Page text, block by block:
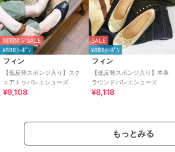
期間限定SALE
¥888ｸｰﾎﾟﾝ
フィン
【低反発スポンジ入り】スク
エアトゥバレエシューズ
¥9,108
SALE
¥888ｸｰﾎﾟﾝ
フィン
【低反発スポンジ入り】本革
ラウンドバレエシューズ
¥8,118
もっとみる